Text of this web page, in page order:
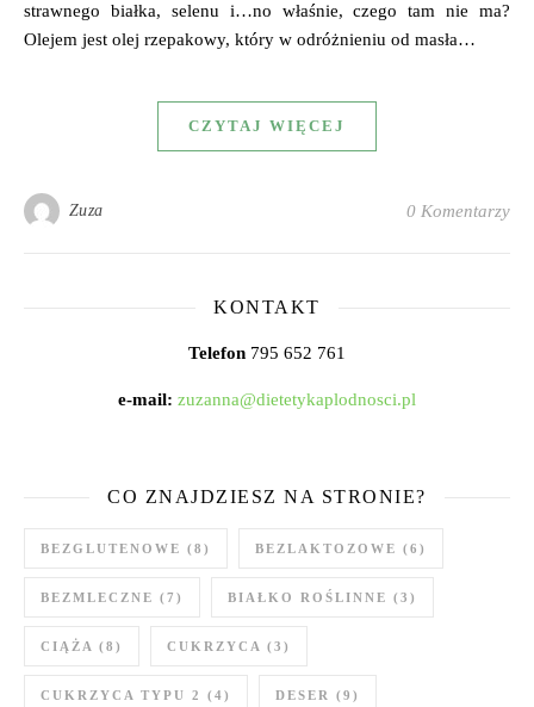
strawnego białka, selenu i…no właśnie, czego tam nie ma?
Olejem jest olej rzepakowy, który w odróżnieniu od masła…
CZYTAJ WIĘCEJ
Zuza 0 Komentarzy
KONTAKT
Telefon 795 652 761
e-mail: zuzanna@dietetykaplodnosci.pl
CO ZNAJDZIESZ NA STRONIE?
BEZGLUTENOWE (8) BEZLAKTOZOWE (6)
BEZMLECZNE (7) BIAŁKO ROŚLINNE (3)
CIĄŻA (8) CUKRZYCA (3)
CUKRZYCA TYPU 2 (4) DESER (9)